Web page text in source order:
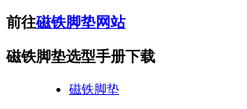
前往磁铁脚垫网站
磁铁脚垫选型手册下载
磁铁脚垫